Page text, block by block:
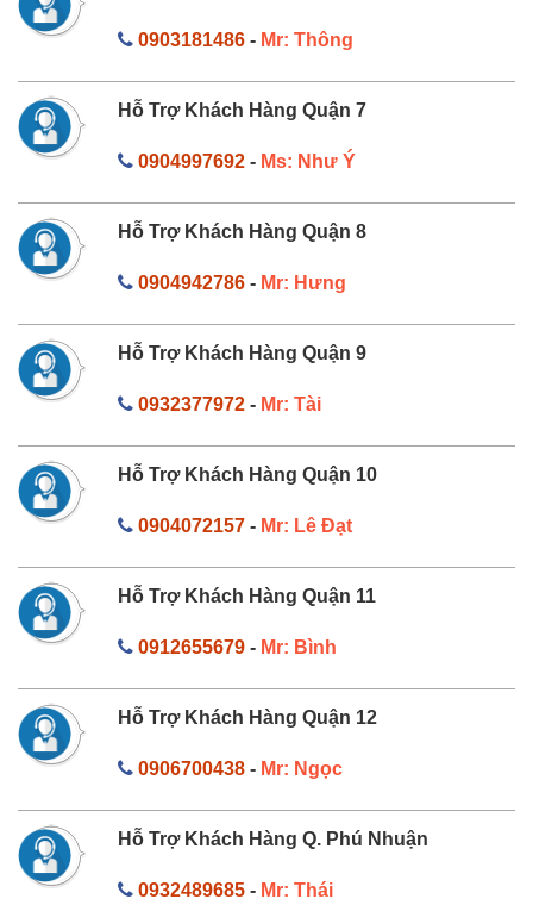
0903181486- Mr: Thông
Hỗ Trợ Khách Hàng Quận 7
0904997692- Ms: Như Ý
Hỗ Trợ Khách Hàng Quận 8
0904942786- Mr: Hưng
Hỗ Trợ Khách Hàng Quận 9
0932377972- Mr: Tài
Hỗ Trợ Khách Hàng Quận 10
0904072157- Mr: Lê Đạt
Hỗ Trợ Khách Hàng Quận 11
0912655679- Mr: Bình
Hỗ Trợ Khách Hàng Quận 12
0906700438- Mr: Ngọc
Hỗ Trợ Khách Hàng Q. Phú Nhuận
0932489685- Mr: Thái